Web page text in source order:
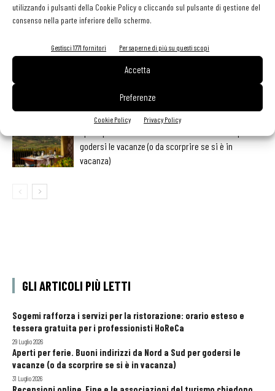
utilizzando i pulsanti della Cookie Policy o cliccando sul pulsante di gestione del
consenso nella parte inferiore dello schermo.
Gestisci 1771 fornitori Per saperne di più su questi scopi
Accetta
Preferenze
Cookie Policy Privacy Policy
Metti il gusto del caffè a tutto pasto
Ampliare l’attività del ristorante al catering? Sì, ma la
godersi le vacanze (o da scorprire se si è in
vacanza)
GLI ARTICOLI PIÙ LETTI
Sogemi rafforza i servizi per la ristorazione: orario esteso e
tessera gratuita per i professionisti HoReCa
29 Luglio 2026
Aperti per ferie. Buoni indirizzi da Nord a Sud per godersi le
vacanze (o da scorprire se si è in vacanza)
31 Luglio 2026